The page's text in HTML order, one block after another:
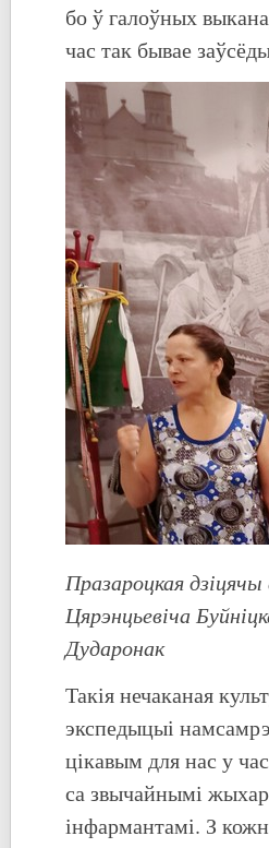
бо ў галоўных
час так бывае
Празароцкая
Цярэнцьевіча
Дударонак
Такія нечаканая
экспедыцыі
цікавым для нас у
са звычайнымі
інфармантамі. З